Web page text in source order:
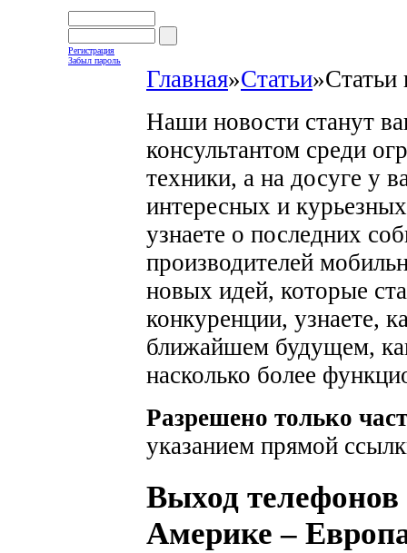
Регистрация
Забыл пароль
Главная»Статьи»Статьи
Наши новости станут
консультантом среди
техники, а на досуге у
интересных и
узнаете о последних
производителей
новых идей, которые
конкуренции, узнаете,
ближайшем будущем,
насколько более
Разрешено только
указанием прямой
Выход
Америке –